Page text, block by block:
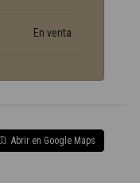
En venta
Abrir en Google Maps